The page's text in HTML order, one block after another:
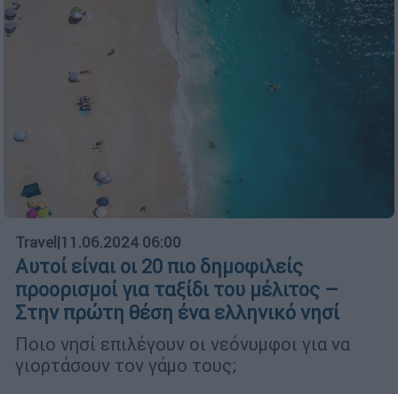
Travel|11.06.2024 06:00
Αυτοί είναι οι 20 πιο δημοφιλείς
προορισμοί για ταξίδι του μέλιτος –
Στην πρώτη θέση ένα ελληνικό νησί
Ποιο νησί επιλέγουν οι νεόνυμφοι για να
γιορτάσουν τον γάμο τους;